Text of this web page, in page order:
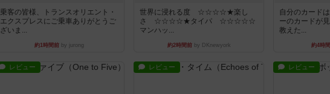
乗客の皆様、トランスオリエント・
エクスプレスにご乗車ありがとうご
ざいま...
約1時間前 by jurong
世界に浸れる度 ☆☆☆☆★楽し
さ ☆☆☆☆★タイパ ☆☆☆☆☆
マンハッ...
約2時間前by DKnewyork
自分のカード
ーのカードが
教えた...
約4時
レビュー レビュー レビュー